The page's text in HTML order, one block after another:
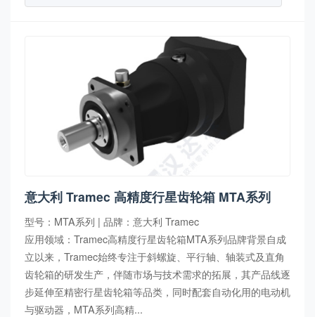
意大利 Tramec 高精度行星齿轮箱 MTA系列
型号：MTA系列 | 品牌：意大利 Tramec
应用领域：Tramec高精度行星齿轮箱MTA系列品牌背景自成
立以来，Tramec始终专注于斜螺旋、平行轴、轴装式及直角
齿轮箱的研发生产，伴随市场与技术需求的拓展，其产品线逐
步延伸至精密行星齿轮箱等品类，同时配套自动化用的电动机
与驱动器，MTA系列高精...